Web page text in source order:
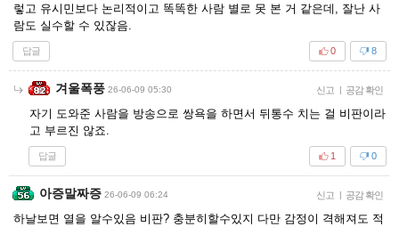
렇고 유시민보다 논리적이고 똑똑한 사람 별로 못 본 거 같은데, 잘난 사
람도 실수할 수 있잖음.
답글 8
0
겨울폭풍 26-06-09 05:30 신고 | 공감 확인
자기 도와준 사람을 방송으로 쌍욕을 하면서 뒤통수 치는 걸 비판이라
고 부르진 않죠.
답글 0
1
아증말짜증 26-06-09 06:24 신고 | 공감 확인
하날보면 열을 알수있음 비판? 충분히할수있지 다만 감정이 격해져도 적